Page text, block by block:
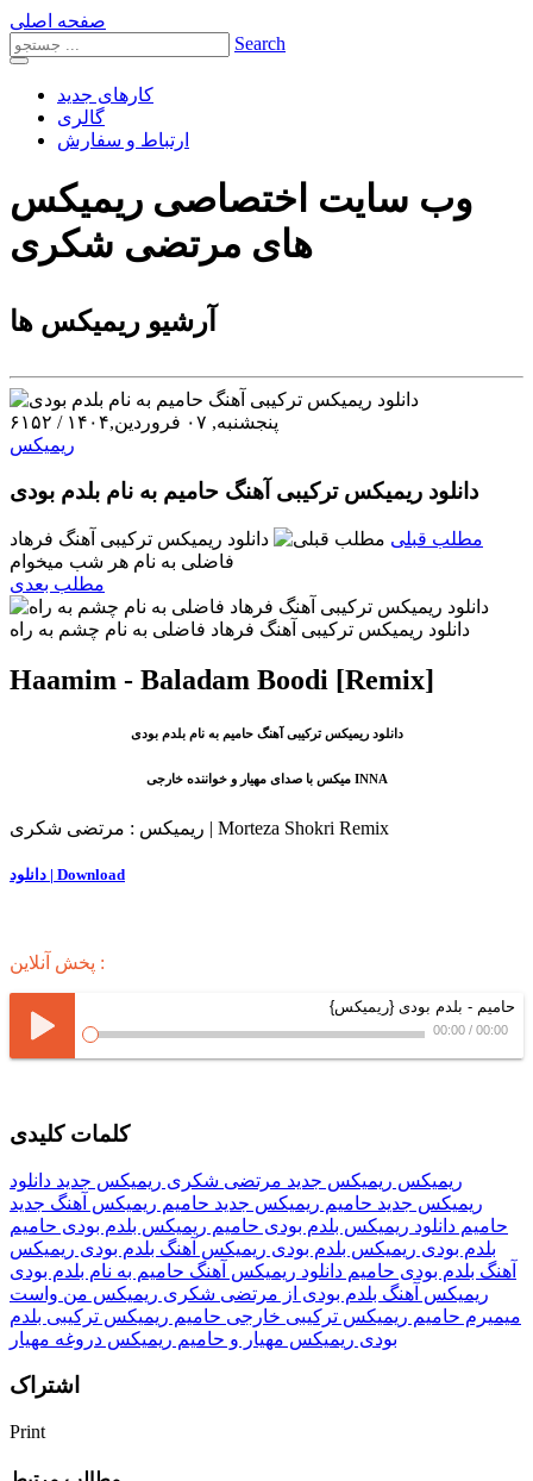
صفحه اصلی
Search
کارهای جدید
گالری
ارتباط و سفارش
وب سایت اختصاصی ریمیکس
های مرتضی شکری
آرشیو ریمیکس ها
پنجشنبه, ۰۷ فروردین,۱۴۰۴ / ۶۱۵۲
ریمیکس
دانلود ریمیکس ترکیبی آهنگ حامیم به نام بلدم بودی
مطلب قبلی
دانلود ریمیکس ترکیبی آهنگ فرهاد
فاضلی به نام هر شب میخوام
مطلب بعدی
دانلود ریمیکس ترکیبی آهنگ فرهاد فاضلی به نام چشم به راه
Haamim - Baladam Boodi [Remix]
دانلود ریمیکس ترکیبی آهنگ حامیم به نام بلدم بودی
میکس با صدای مهیار و خواننده خارجی INNA
ریمیکس : مرتضی شکری | Morteza Shokri Remix
دانلود | Download
پخش آنلاین :
حامیم - بلدم بودی {ریمیکس}
00:00 / 00:00
کلمات کلیدی
ریمیکس ریمیکس جدید مرتضی شکری ریمیکس جدید دانلود
ریمیکس جدید حامیم ریمیکس جدید حامیم ریمیکس آهنگ جدید
حامیم دانلود ریمیکس بلدم بودی حامیم ریمیکس بلدم بودی حامیم
بلدم بودی ریمیکس بلدم بودی ریمیکس آهنگ بلدم بودی ریمیکس
آهنگ بلدم بودی حامیم دانلود ریمیکس آهنگ حامیم به نام بلدم بودی
ریمیکس آهنگ بلدم بودی از مرتضی شکری ریمیکس من واست
میمیرم حامیم ریمیکس ترکیبی خارجی حامیم ریمیکس ترکیبی بلدم
بودی ریمیکس مهیار و حامیم ریمیکس دروغه مهیار
اشتراک
Print